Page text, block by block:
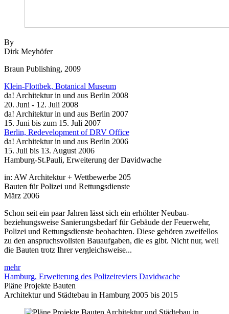
By
Dirk Meyhöfer
Braun Publishing, 2009
Klein-Flottbek, Botanical Museum
da! Architektur in und aus Berlin 2008
20. Juni - 12. Juli 2008
da! Architektur in und aus Berlin 2007
15. Juni bis zum 15. Juli 2007
Berlin, Redevelopment of DRV Office
da! Architektur in und aus Berlin 2006
15. Juli bis 13. August 2006
Hamburg-St.Pauli, Erweiterung der Davidwache
in: AW Architektur + Wettbewerbe 205
Bauten für Polizei und Rettungsdienste
März 2006
Schon seit ein paar Jahren lässt sich ein erhöhter Neubau-
beziehungsweise Sanierungsbedarf für Gebäude der Feuerwehr,
Polizei und Rettungsdienste beobachten. Diese gehören zweifellos
zu den anspruchsvollsten Bauaufgaben, die es gibt. Nicht nur, weil
die Bauten trotz Ihrer vergleichsweise...
mehr
Hamburg, Erweiterung des Polizeireviers Davidwache
Pläne Projekte Bauten
Architektur und Städtebau in Hamburg 2005 bis 2015